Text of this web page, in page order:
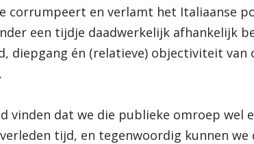
corrumpeert en verlamt het Italiaanse
een tijdje daadwerkelijk afhankelijk
diepgang én (relatieve) objectiviteit van
vinden dat we die publieke omroep wel
tijd, en tegenwoordig kunnen we